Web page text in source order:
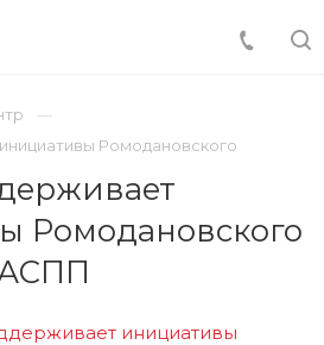
Ромодановского
Ромодановского